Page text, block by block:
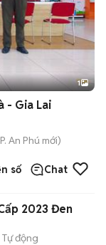
1
- Gia Lai
P. An Phú mới)
số Chat
2023 Đen
Tự động